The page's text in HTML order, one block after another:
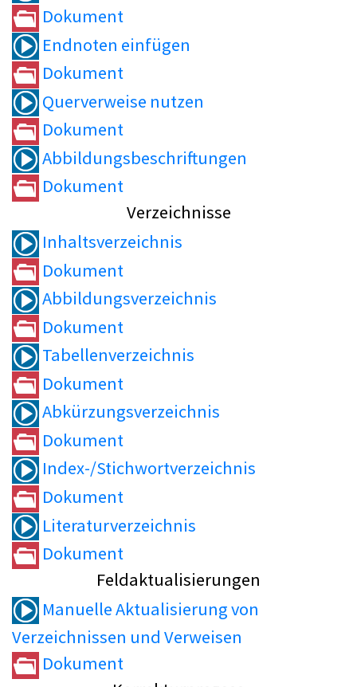
Dokument
Endnoten einfügen
Dokument
Querverweise nutzen
Dokument
Abbildungsbeschriftungen
Dokument
Verzeichnisse
Inhaltsverzeichnis
Dokument
Abbildungsverzeichnis
Dokument
Tabellenverzeichnis
Dokument
Abkürzungsverzeichnis
Dokument
Index-/Stichwortverzeichnis
Dokument
Literaturverzeichnis
Dokument
Feldaktualisierungen
Manuelle Aktualisierung von
Verzeichnissen und Verweisen
Dokument